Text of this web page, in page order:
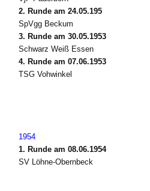
2. Runde am 24.05.195
SpVgg Beckum
3. Runde am 30.05.1953
Schwarz Weiß Essen
4. Runde am 07.06.1953
TSG Vohwinkel
1954
1. Runde am 08.06.1954
SV Löhne-Obernbeck